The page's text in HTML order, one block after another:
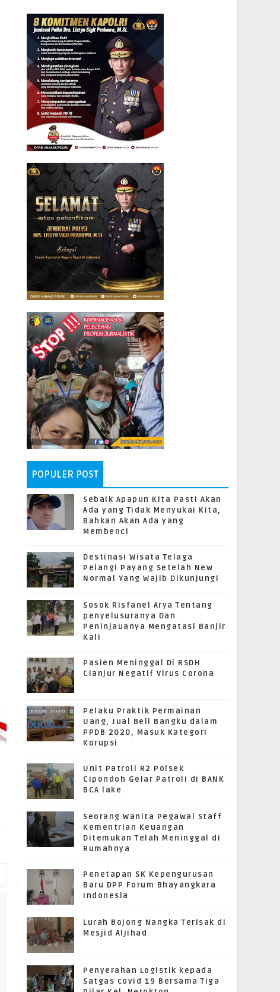
POPULER POST
Sebaik Apapun Kita Pasti Akan
Ada yang Tidak Menyukai Kita,
Bahkan Akan Ada yang
Membenci
Destinasi Wisata Telaga
Pelangi Payang Setelah New
Normal Yang Wajib Dikunjungi
Sosok Risfanel Arya Tentang
penyelusuranya Dan
Peninjauanya Mengatasi Banjir
Kali
Pasien Meninggal Di RSDH
Cianjur Negatif Virus Corona
Pelaku Praktik Permainan
Uang, Jual Beli Bangku dalam
PPDB 2020, Masuk Kategori
Korupsi
Unit Patroli R2 Polsek
Cipondoh Gelar Patroli di BANK
BCA lake
Seorang Wanita Pegawai Staff
Kementrian Keuangan
Ditemukan Telah Meninggal di
Rumahnya
Penetapan SK Kepengurusan
Baru DPP Forum Bhayangkara
Indonesia
Lurah Bojong Nangka Terisak di
Mesjid Aljihad
Penyerahan Logistik kepada
Satgas covid 19 Bersama Tiga